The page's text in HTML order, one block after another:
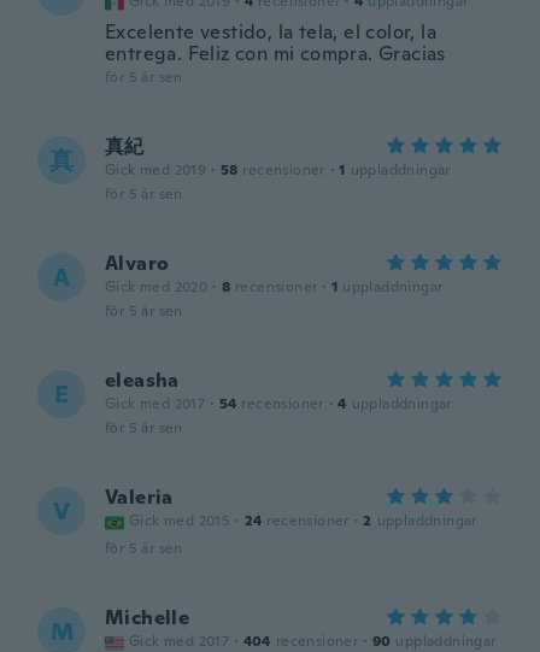
Excelente vestido, la tela, el color, la
entrega. Feliz con mi compra. Gracias
för 5 år sen
真 真紀
Gick med 2019 · 58 recensioner · 1 uppladdningar
för 5 år sen
A Alvaro
Gick med 2020 · 8 recensioner · 1 uppladdningar
för 5 år sen
E eleasha
Gick med 2017 · 54 recensioner · 4 uppladdningar
för 5 år sen
V Valeria
Gick med 2015 · 24 recensioner · 2 uppladdningar
för 5 år sen
M Michelle
Gick med 2017 · 404 recensioner · 90 uppladdningar